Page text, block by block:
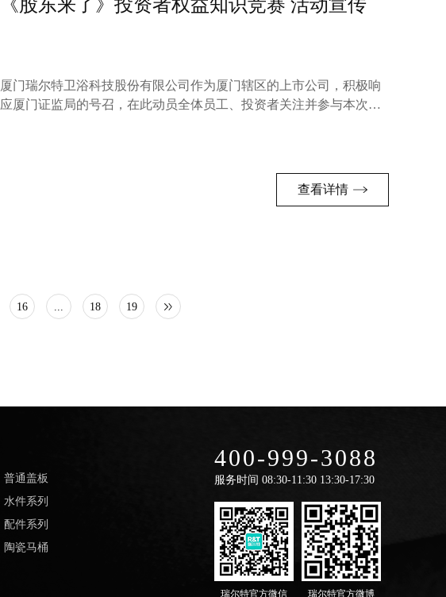
《股东来了》投资者权益知识竞赛 活动宣传
厦门瑞尔特卫浴科技股份有限公司作为厦门辖区的上市公司，积极响
应厦门证监局的号召，在此动员全体员工、投资者关注并参与本次活
查看详情
16 18 19
普通盖板
水件系列
配件系列
陶瓷马桶
400-999-3088
服务时间 08:30-11:30 13:30-17:30
瑞尔特官方微信 瑞尔特官方微博